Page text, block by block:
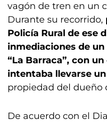
vagón de tren en un
Durante su recorrido,
Policía Rural de ese
inmediaciones de
“La Barraca”, con
intentaba llevarse
propiedad del dueño
De acuerdo con el